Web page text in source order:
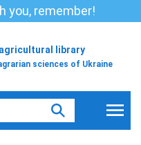
you, remember!
library
sciences of Ukraine